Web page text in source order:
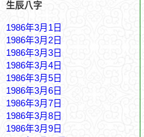
生辰八字
1986年3月1日
1986年3月2日
1986年3月3日
1986年3月4日
1986年3月5日
1986年3月6日
1986年3月7日
1986年3月8日
1986年3月9日